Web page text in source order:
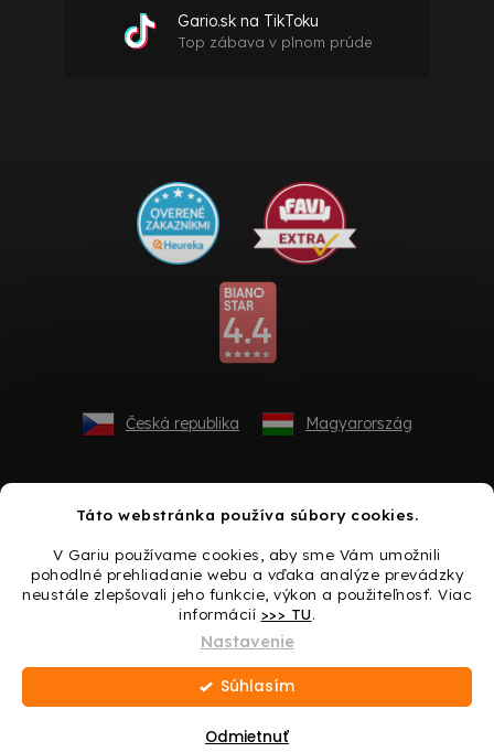
Táto webstránka používa súbory cookies.
V Gariu používame cookies, aby sme Vám umožnili
pohodlné prehliadanie webu a vďaka analýze prevádzky
neustále zlepšovali jeho funkcie, výkon a použiteľnosť. Viac
informácií >>> TU.
Nastavenie
Odmietnuť
Súhlasím
Darček ku každému nákupu → Urobte si radosť ešte
Gario.sk na TikToku
Top zábava v plnom prúde
Česká republika Magyarország
Vytvoril Shoptet
Copyright 2026Gario.sk. Všetky práva vyhradené.Upraviť
nastavenie cookies